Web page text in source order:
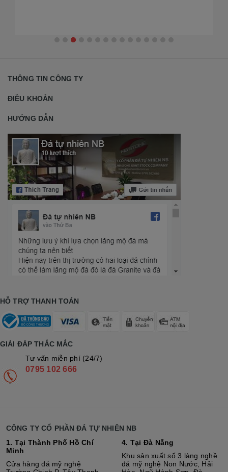
THÔNG TIN CÔNG TY
ĐIỀU KHOẢN
HƯỚNG DẪN
HỖ TRỢ THANH TOÁN
GIẢI ĐÁP THẮC MẮC
Tư vấn miễn phí (24/7)
0795 102 666
CÔNG TY CỔ PHẦN ĐÁ TỰ NHIÊN NB
1. Tại Thành Phố Hồ Chí
Minh
Cửa hàng đá mỹ nghệ
4. Tại Đà Nẵng
Khu sản xuất số 3 làng nghề
đá mỹ nghệ Non Nước, Hải